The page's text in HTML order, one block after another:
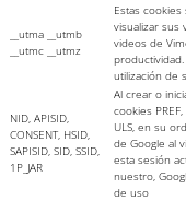
__utma __utmb
__utmc __utmz
Estas
visualizar sus
videos de
utilización de
NID, APISID,
CONSENT, HSID,
SAPISID, SID, SSID,
1P_JAR
Al crear o
cookies PREF,
ULS, en su
de Google al
esta sesión
nuestro,
de uso